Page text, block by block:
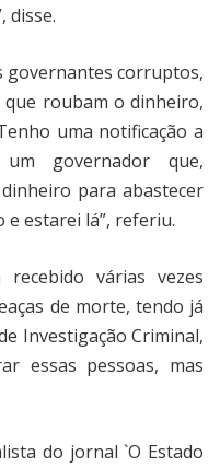
disse.
governantes corruptos,
que roubam o dinheiro,
uma notificação a
governador que,
para abastecer
estarei lá”, referiu.
várias vezes
de morte, tendo já
Investigação Criminal,
essas pessoas, mas
do jornal `O Estado